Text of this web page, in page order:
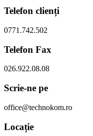
Telefon clienți
0771.742.502
Telefon Fax
026.922.08.08
Scrie-ne pe
office@technokom.ro
Locație